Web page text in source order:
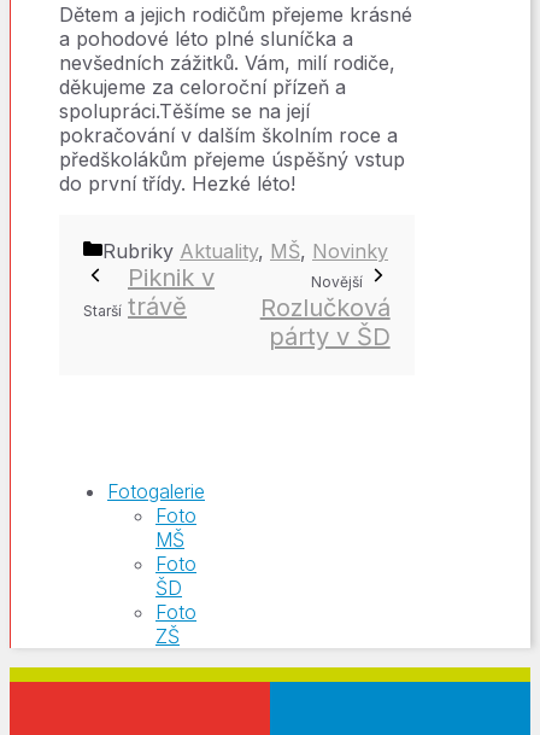
Dětem a jejich rodičům přejeme krásné
a pohodové léto plné sluníčka a
nevšedních zážitků. Vám, milí rodiče,
děkujeme za celoroční přízeň a
spolupráci.Těšíme se na její
pokračování v dalším školním roce a
předškolákům přejeme úspěšný vstup
do první třídy. Hezké léto!
Rubriky Aktuality, MŠ, Novinky
Piknik v
trávě
Rozlučková
párty v ŠD
Fotogalerie
Foto
MŠ
Foto
ŠD
Foto
ZŠ